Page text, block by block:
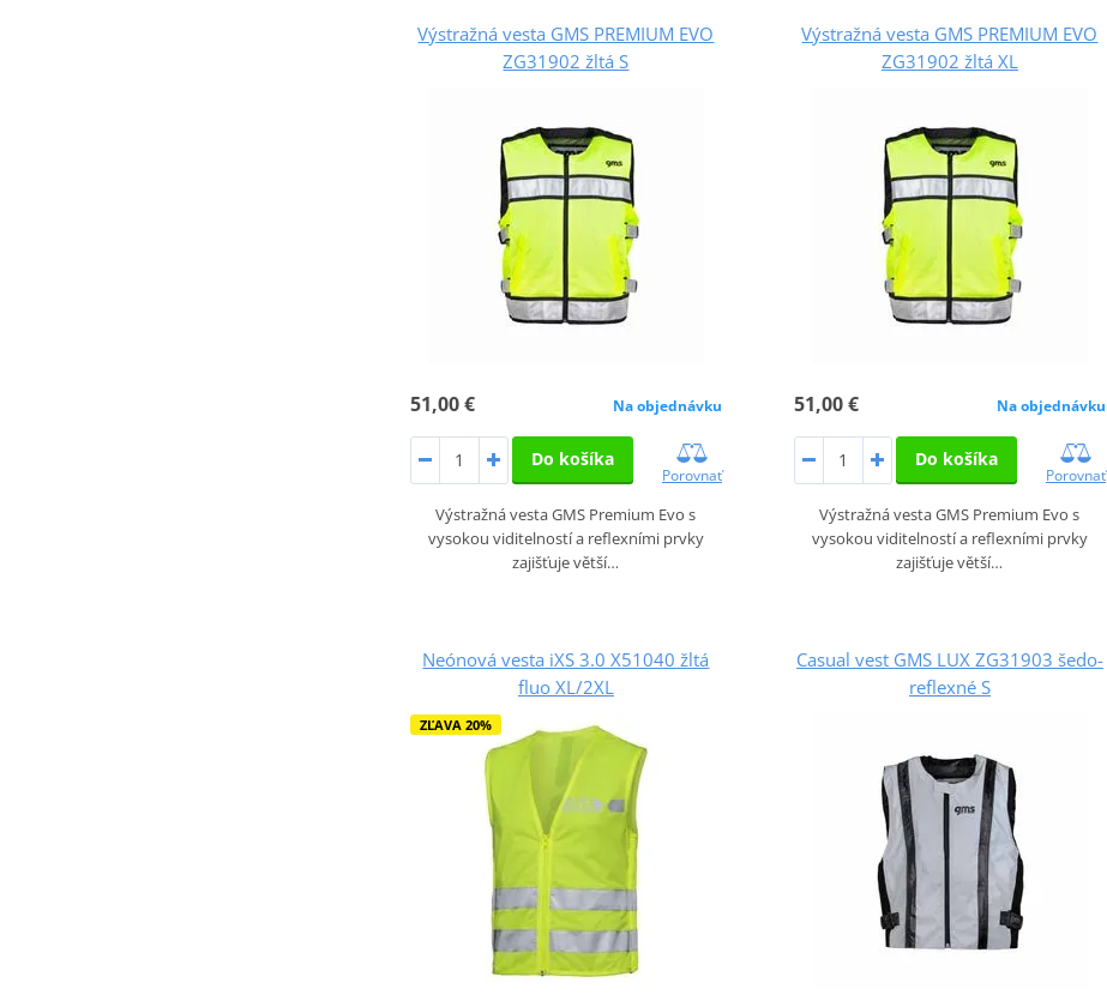
Výstražná vesta GMS PREMIUM EVO
ZG31902 žltá S
51,00 € Na objednávku
Do košíka
Porovnať
Výstražná vesta GMS Premium Evo s
vysokou viditelností a reflexními prvky
zajišťuje větší…
Výstražná vesta GMS PREMIUM EVO
ZG31902 žltá XL
51,00 € Na objednávku
Do košíka
Porovnať
Výstražná vesta GMS Premium Evo s
vysokou viditelností a reflexními prvky
zajišťuje větší…
Neónová vesta iXS 3.0 X51040 žltá
fluo XL/2XL
ZĽAVA 20%
Casual vest GMS LUX ZG31903 šedo-
reflexné S